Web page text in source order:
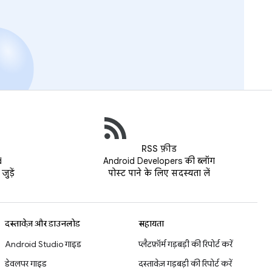
जुड़ें
RSS फ़ीड
Android Developers की ब्लॉग
पोस्ट पाने के लिए सदस्यता लें
दस्तावेज़ और डाउनलोड
Android Studio गाइड
डेवलपर गाइड
सहायता
प्लैटफ़ॉर्म गड़बड़ी की रिपोर्ट करें
दस्तावेज़ गड़बड़ी की रिपोर्ट करें